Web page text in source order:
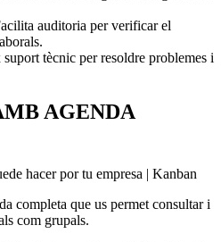
auditoria per verificar el
tècnic per resoldre problemes i
AGENDA
completa que us permet consultar i
com grupals.